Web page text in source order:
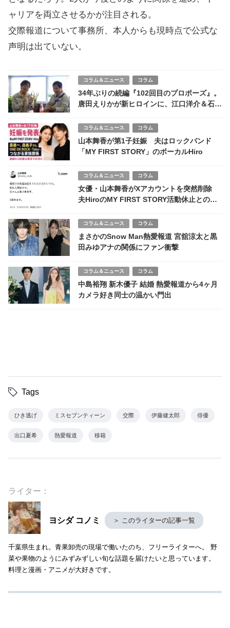
ャリアを両立させるかが注目される。
交際報道について事務所、本人からも現時点で公式な
声明は出ていない。
コラム＆ニュース コラム
34年ぶりの続編『102回目のプロポーズ』。
唐田えりかが新ヒロインに、江口洋介＆石田
コラム＆ニュース コラム
山本舞香が第1子妊娠 夫はロックバンド
「MY FIRST STORY」のボーカルHiro
コラム＆ニュース コラム
女優・山本舞香がXアカウントを突然削除
夫HiroのMY FIRST STORY活動休止との関
コラム＆ニュース コラム
まさかのSnow Man熱愛報道 宮舘涼太と黒
田みゆアナの関係にファン衝撃
コラム＆ニュース コラム
中島裕翔 新木優子 結婚 熱愛報道から4ヶ月
カメラ好き同士の温かい門出
Tags
ひき逃げ ミスセブンティーン 交際 伊藤健太郎 俳優
出口夏希 熱愛報道 移籍
ライター：
ヨシダ コノミ ＞ このライターの記事一覧
千葉県生まれ。青果卸売の現場で働いたのち、フリーライターへ。 野
菜や果物のようにみずみずしい旬な話題を届けたいと思っています。
料理と漫画・アニメが大好きです。